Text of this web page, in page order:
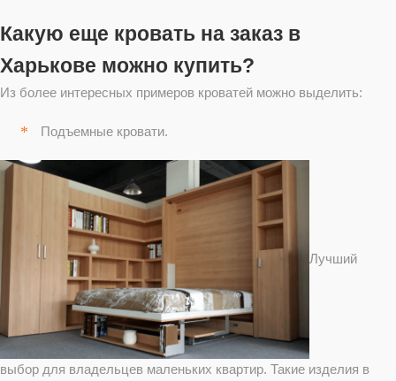
Какую еще кровать на заказ в
Харькове можно купить?
Из более интересных примеров кроватей можно выделить:
Подъемные кровати.
Лучший
выбор для владельцев маленьких квартир. Такие изделия в